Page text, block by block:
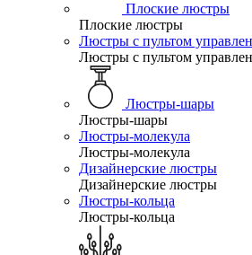
Плоские люстры
Плоские люстры
Люстры с пультом
Люстры с пультом
Люстры-шары
Люстры-шары
Люстры-молекула
Люстры-молекула
Дизайнерские люстры
Дизайнерские люстры
Люстры-кольца
Люстры-кольца